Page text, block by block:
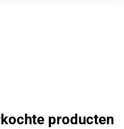
producten